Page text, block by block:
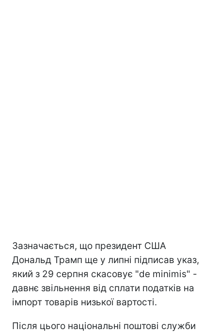
Зазначається, що президент США
Дональд Трамп ще у липні підписав указ,
який з 29 серпня скасовує "de minimis" -
давнє звільнення від сплати податків на
імпорт товарів низької вартості.
Після цього національні поштові служби